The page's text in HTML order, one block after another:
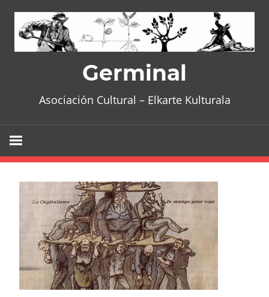
content
Germinal
Asociación Cultural – Elkarte Kulturala